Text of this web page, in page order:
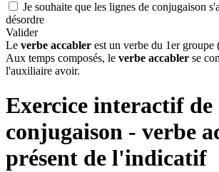
Je souhaite que les lignes de conjugaison
désordre
Valider
Le verbe accabler est un verbe du 1er groupe
Aux temps composés, le verbe accabler se
l'auxiliaire avoir.
Exercice interactif de
conjugaison - verbe
présent de l'indicatif